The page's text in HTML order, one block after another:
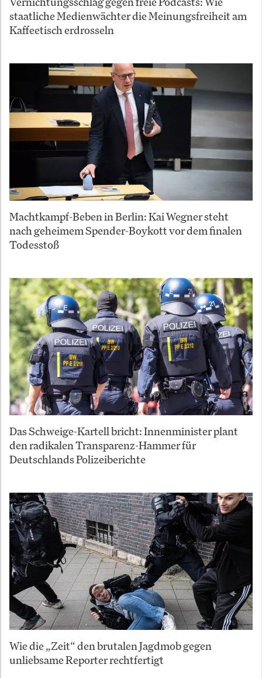
staatliche Medienwächter die Meinungsfreiheit am
Kaffeetisch erdrosseln
Machtkampf-Beben in Berlin: Kai Wegner steht
nach geheimem Spender-Boykott vor dem finalen
Todesstoß
Das Schweige-Kartell bricht: Innenminister plant
den radikalen Transparenz-Hammer für
Deutschlands Polizeiberichte
Wie die „Zeit“ den brutalen Jagdmob gegen
unliebsame Reporter rechtfertigt